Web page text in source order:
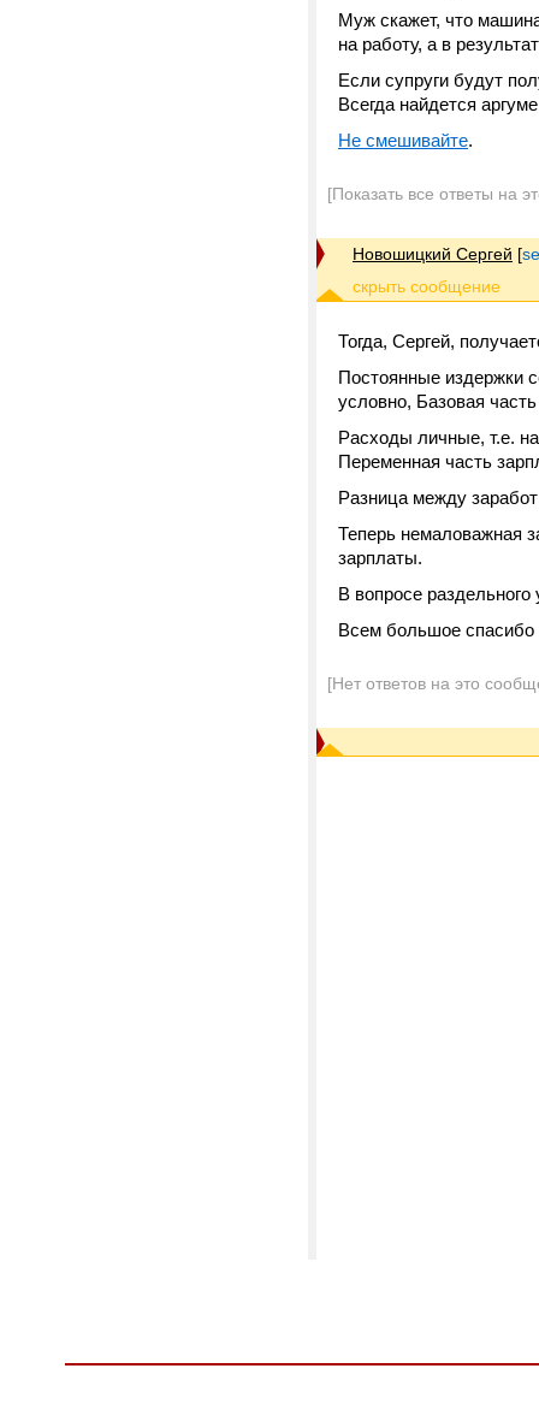
Муж скажет, что
на работу, а в
Если супруги будут
Всегда найдется
Не смешивайте.
[Показать все ответы на
Новошицкий Сергей [
Тогда, Сергей,
Постоянные издержки
условно, Базовая
Расходы личные, т.е.
Переменная часть
Разница между
Теперь немаловажная
зарплаты.
В вопросе
Всем большое спасибо
[Нет ответов на это